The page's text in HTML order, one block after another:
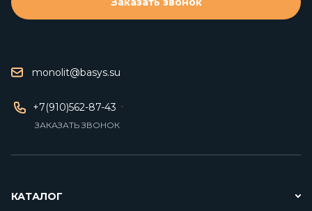
monolit@basys.su
+7(910)562-87-43
ЗАКАЗАТЬ ЗВОНОК
КАТАЛОГ